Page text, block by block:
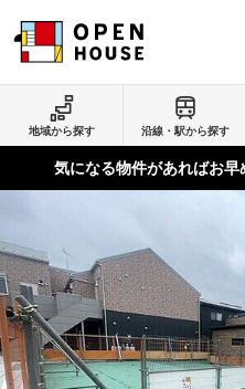
地域から探す 沿線・駅から探す
気になる物件があればお早